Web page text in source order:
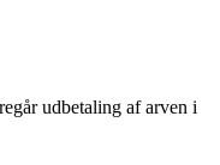
udbetaling af arven i